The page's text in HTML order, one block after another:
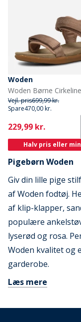
Woden
Vejl. pris699,99 kr.
Spare470,00 kr.
Current
229,99 kr.
Halv pris eller
Pigebørn Woden
Giv din lille pige
af Woden fodtøj.
af klip-klapper,
populære
lyserød og rosa.
Woden kvalitet og
garderobe.
Læs mere